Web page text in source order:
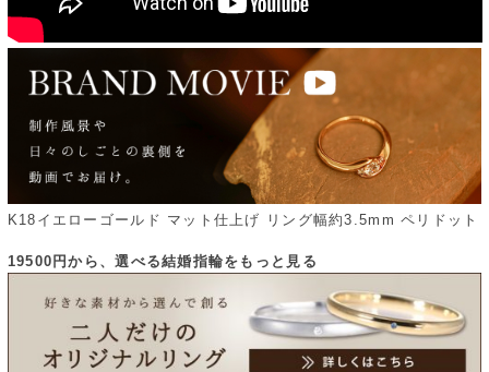
K18イエローゴールド マット仕上げ リング幅約3.5mm ペリドット
19500円から、選べる結婚指輪をもっと見る